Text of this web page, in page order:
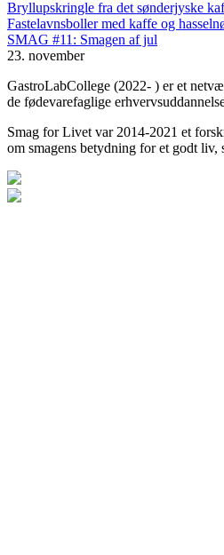
Bryllupskringle fra det sønderjyske
Fastelavnsboller med kaffe og
SMAG #11: Smagen af jul
23. november
GastroLabCollege (2022- ) er et
de fødevarefaglige
Smag for Livet var 2014-2021 et
om smagens betydning for et godt liv,